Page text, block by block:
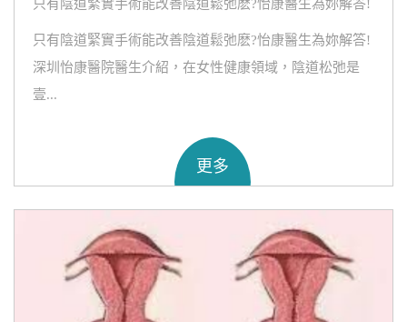
只有陰道緊實手術能改善陰道鬆弛麽?怡康醫生為妳解答!
只有陰道緊實手術能改善陰道鬆弛麽?怡康醫生為妳解答!
深圳怡康醫院醫生介紹，在女性健康領域，陰道松弛是
壹...
更多